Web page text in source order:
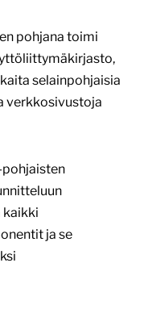
pohjana toimi
selainpohjaisia
verkkosivustoja
pohjaisten
kaikki
ja se